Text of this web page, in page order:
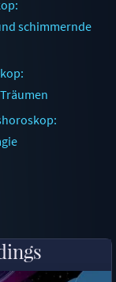
schimmernde